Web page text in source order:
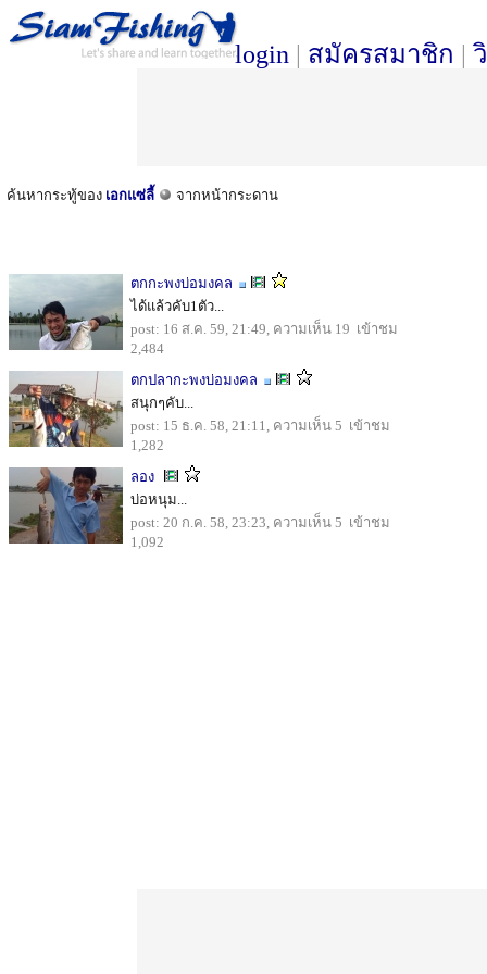
login | สมัครสมาชิก |
ค้นหากระทู้ของ เอกแซ่ลี้ จากหน้ากระดาน
ตกกะพงบ่อมงคล
ได้แล้วคับ1ตัว...
post: 16 ส.ค. 59, 21:49, ความเห็น 19 เข้าชม
2,484
ตกปลากะพงบ่อมงคล
สนุกๆคับ...
post: 15 ธ.ค. 58, 21:11, ความเห็น 5 เข้าชม
1,282
ลอง
บ่อหนุม...
post: 20 ก.ค. 58, 23:23, ความเห็น 5 เข้าชม
1,092